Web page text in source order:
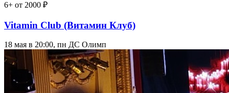
6+ от 2000 ₽
Vitamin Club (Витамин Клуб)
18 мая в 20:00, пн ДС Олимп